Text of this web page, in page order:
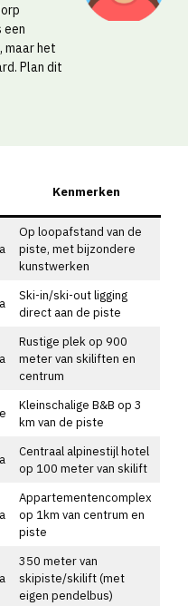
een
maar het
Plan dit
Kenmerken
Op loopafstand van de
piste, met bijzondere
kunstwerken
Ski-in/ski-out ligging
direct aan de piste
Rustige plek op 900
meter van skiliften en
centrum
Kleinschalige B&B op 3
km van de piste
Centraal alpinestijl hotel
op 100 meter van skilift
Appartementencomplex
op 1km van centrum en
piste
350 meter van
skipiste/skilift (met
eigen pendelbus)